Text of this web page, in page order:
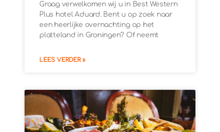
Graag verwelkomen wij u in Best Western
Plus hotel Aduard. Bent u op zoek naar
een heerlijke overnachting op het
platteland in Groningen? Of neemt
LEES VERDER »